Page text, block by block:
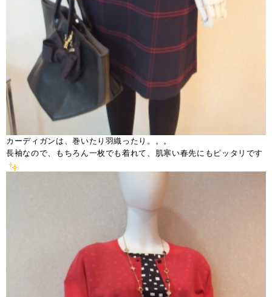
カーディガンは、巻いたり羽織ったり。。。
長袖なので、もちろん一枚でも着れて、肌寒い春先にもピッタリです